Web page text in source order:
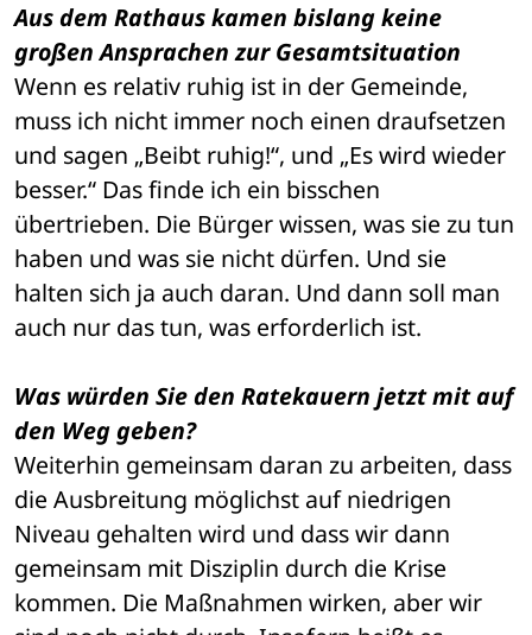
Aus dem Rathaus kamen bislang keine
großen Ansprachen zur Gesamtsituation
Wenn es relativ ruhig ist in der Gemeinde,
muss ich nicht immer noch einen draufsetzen
und sagen „Beibt ruhig!“, und „Es wird wieder
besser.“ Das finde ich ein bisschen
übertrieben. Die Bürger wissen, was sie zu tun
haben und was sie nicht dürfen. Und sie
halten sich ja auch daran. Und dann soll man
auch nur das tun, was erforderlich ist.
Was würden Sie den Ratekauern jetzt mit auf
den Weg geben?
Weiterhin gemeinsam daran zu arbeiten, dass
die Ausbreitung möglichst auf niedrigen
Niveau gehalten wird und dass wir dann
gemeinsam mit Disziplin durch die Krise
kommen. Die Maßnahmen wirken, aber wir